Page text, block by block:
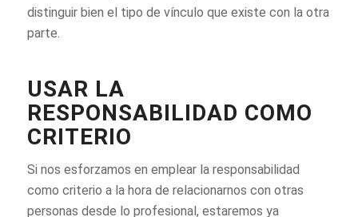
distinguir bien el tipo de vínculo que existe con la otra
parte.
USAR LA
RESPONSABILIDAD COMO
CRITERIO
Si nos esforzamos en emplear la responsabilidad
como criterio a la hora de relacionarnos con otras
personas desde lo profesional, estaremos ya